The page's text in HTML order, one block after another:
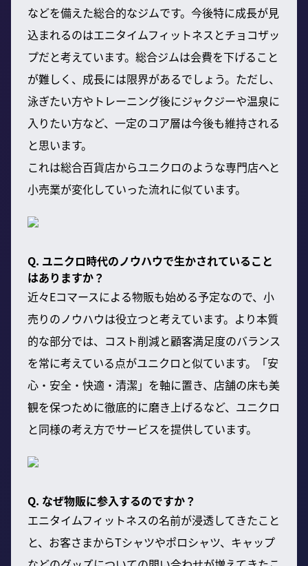
などを備えた総合的なジムです。今後特に成長が見
込まれるのはエニタイムフィットネスとチョコザッ
プだと考えています。総合ジムは会費を下げること
が難しく、成長には限界があるでしょう。ただし、
泳ぎたい方やトレーニング後にジャクジーや温泉に
入りたい方など、一定のコア層は今後も維持される
と思います。
これは総合百貨店からユニクロのような専門店へと
小売業が変化していった流れに似ています。
Q. ユニクロ時代のノウハウで生かされていること
はありますか？
近々Eコマースによる物販も始める予定なので、小
売りのノウハウは役立つと考えています。より本質
的な部分では、コスト削減と顧客満足度のバランス
を常に考えている点がユニクロと似ています。「安
心・安全・快適・清潔」を軸に置き、店舗の床も美
観を保つために徹底的に磨き上げるなど、ユニクロ
と同様の考え方でサービスを提供しています。
Q. なぜ物販に参入するのですか？
エニタイムフィットネスの名前が浸透してきたこと
と、お客さまからTシャツやポロシャツ、キャップ